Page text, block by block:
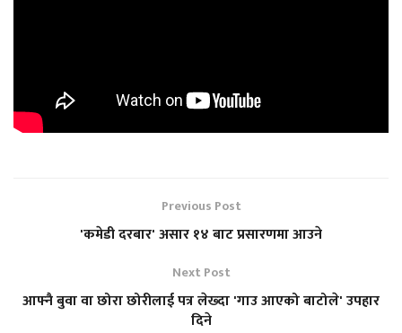
Previous Post
'कमेडी दरबार' असार १४ बाट प्रसारणमा आउने
Next Post
आफ्नै बुवा वा छोरा छोरीलाई पत्र लेख्दा 'गाउ आएको बाटोले' उपहार
दिने